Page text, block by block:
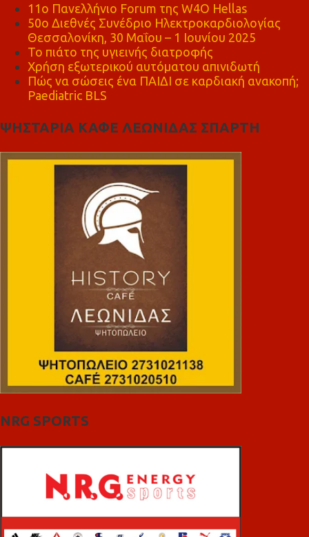
11ο Πανελλήνιο Forum της W4O Hellas
50ο Διεθνές Συνέδριο Ηλεκτροκαρδιολογίας
Θεσσαλονίκη, 30 Μαΐου – 1 Ιουνίου 2025
Το πιάτο της υγιεινής διατροφής
Χρήση εξωτερικού αυτόματου απινιδωτή
Πώς να σώσεις ένα ΠΑΙΔΙ σε καρδιακή ανακοπή;
Paediatric BLS
ΨΗΣΤΑΡΙΑ ΚΑΦΕ ΛΕΩΝΙΔΑΣ ΣΠΑΡΤΗ
NRG SPORTS